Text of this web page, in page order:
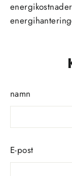
namn
E-post